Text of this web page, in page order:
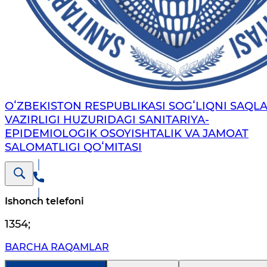
OʻZBEKISTON RESPUBLIKASI SOGʻLIQNI
VAZIRLIGI HUZURIDAGI SANITARIYA-
EPIDEMIOLOGIK OSOYISHTALIK VA JAMOAT
SALOMATLIGI QOʻMITASI
Ishonch telefoni
1354;
BARCHA RAQAMLAR